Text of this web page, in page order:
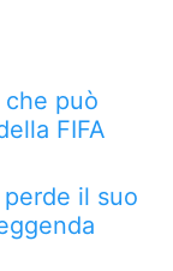
può
FIFA
il suo